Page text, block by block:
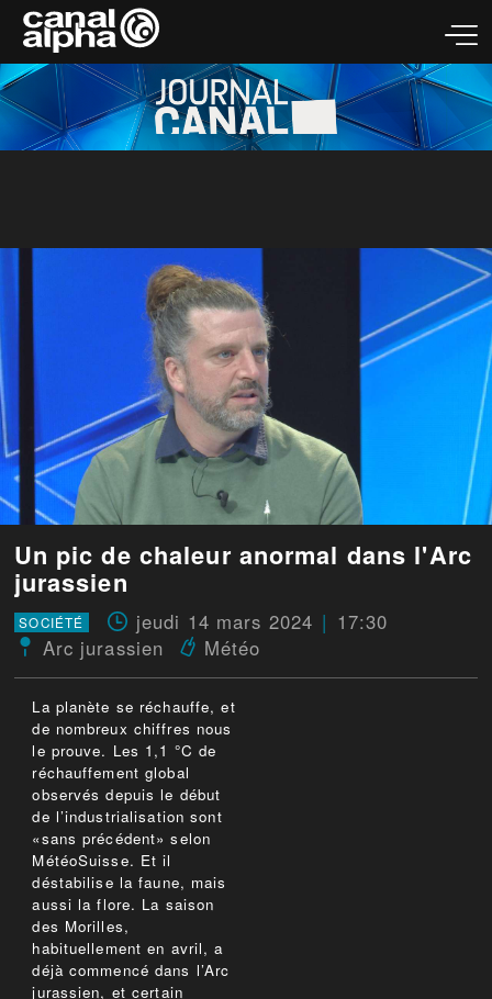
Un pic de chaleur anormal dans l'Arc
jurassien
SOCIÉTÉ jeudi 14 mars 2024
17:30
Arc jurassien
Météo
La planète se réchauffe, et
de nombreux chiffres nous
le prouve. Les 1,1 °C de
réchauffement global
observés depuis le début
de l’industrialisation sont
«sans précédent» selon
MétéoSuisse. Et il
déstabilise la faune, mais
aussi la flore. La saison
des Morilles,
habituellement en avril, a
déjà commencé dans l’Arc
jurassien, et certain